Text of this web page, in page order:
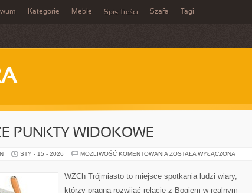
Kategorie Meble Spis Treści Szafa Tagi
PUNKTY WIDOKOWE
STY - 15 - 2026 MOŻLIWOŚĆ KOMENTOWANIA NAJLEPSZE
ZOSTAŁA WYŁĄCZONA
WŻCh Trójmiasto to miejsce spotkania ludzi wiary,
którzy pragną rozwijać relację z Bogiem w realnym